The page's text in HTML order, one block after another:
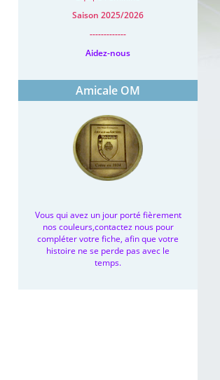
Saison 2025/2026
-------------
Aidez-nous
Amicale OM
Vous qui avez un jour porté fièrement
nos couleurs,contactez nous pour
compléter votre fiche, afin que votre
histoire ne se perde pas avec le
temps.